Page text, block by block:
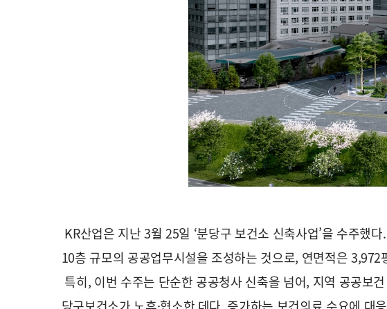
KR산업은 지난 3월 25일 ‘분당구 보건소 신축사업’을 수주
10층 규모의 공공업무시설을 조성하는 것으로, 연면적은
특히, 이번 수주는 단순한 공공청사 신축을 넘어, 지역 공공보